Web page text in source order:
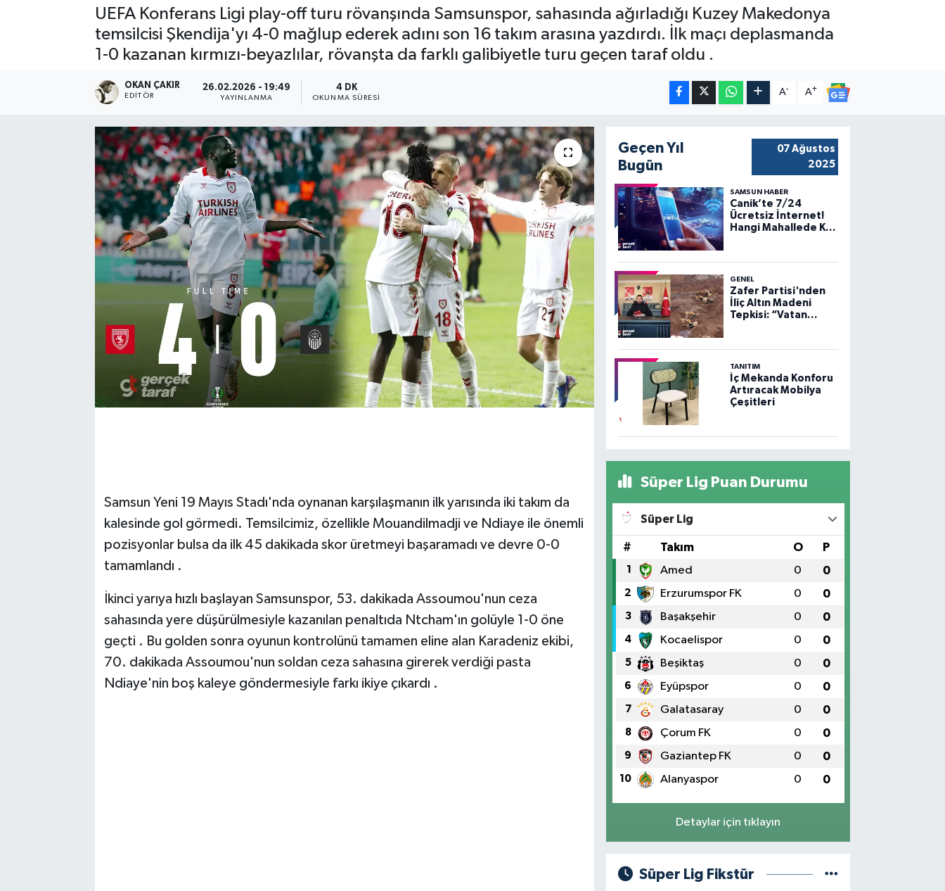
UEFA Konferans Ligi play-off turu rövanşında Samsunspor, sahasında ağırladığı Kuzey Makedonya
temsilcisi Şkendija'yı 4-0 mağlup ederek adını son 16 takım arasına yazdırdı. İlk maçı deplasmanda
1-0 kazanan kırmızı-beyazlılar, rövanşta da farklı galibiyetle turu geçen taraf oldu .
OKAN ÇAKIR
EDITÖR
26.02.2026 - 19:49
YAYINLANMA
4 DK
OKUNMA SÜRESI
A- A+
Samsun Yeni 19 Mayıs Stadı'nda oynanan karşılaşmanın ilk yarısında iki takım da
kalesinde gol görmedi. Temsilcimiz, özellikle Mouandilmadji ve Ndiaye ile önemli
pozisyonlar bulsa da ilk 45 dakikada skor üretmeyi başaramadı ve devre 0-0
tamamlandı .
İkinci yarıya hızlı başlayan Samsunspor, 53. dakikada Assoumou'nun ceza
sahasında yere düşürülmesiyle kazanılan penaltıda Ntcham'ın golüyle 1-0 öne
geçti . Bu golden sonra oyunun kontrolünü tamamen eline alan Karadeniz ekibi,
70. dakikada Assoumou'nun soldan ceza sahasına girerek verdiği pasta
Ndiaye'nin boş kaleye göndermesiyle farkı ikiye çıkardı .
Geçen Yıl
Bugün
07 Ağustos
2025
SAMSUN HABER
Canik’te 7/24
Ücretsiz İnternet!
Hangi Mahallede Kaç
GENEL
Zafer Partisi'nden
İliç Altın Madeni
Tepkisi: “Vatan
Sömürülemez”
TANITIM
İç Mekanda Konforu
Artıracak Mobilya
Çeşitleri
Süper Lig Puan Durumu
Süper Lig
# Takım O P
1 Amed 0 0
2 Erzurumspor FK 0 0
3 Başakşehir 0 0
4 Kocaelispor 0 0
5 Beşiktaş 0 0
6 Eyüpspor 0 0
7 Galatasaray 0 0
8 Çorum FK 0 0
9 Gaziantep FK 0 0
10 Alanyaspor 0 0
Detaylar için tıklayın
Süper Lig Fikstür
TEKNOLOJİ